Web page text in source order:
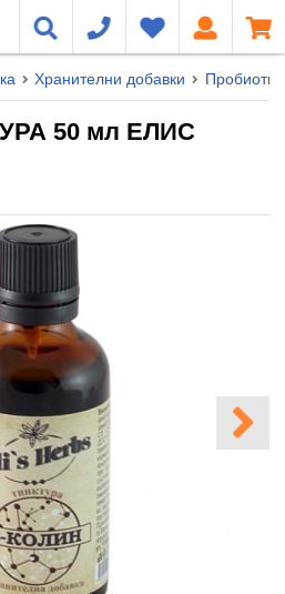
Хранителни добавки
50 мл ЕЛИС